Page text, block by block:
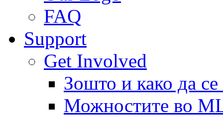
FAQ
Support
Get Involved
Зошто и како да
Можностите во